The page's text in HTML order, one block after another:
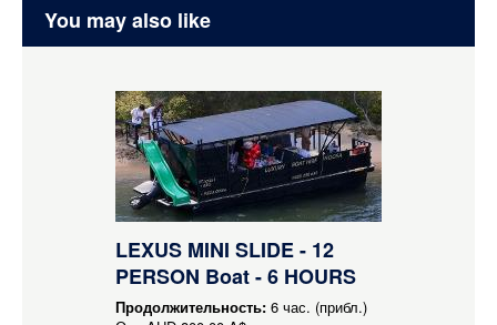
You may also like
LEXUS MINI SLIDE - 12
PERSON Boat - 6 HOURS
Продолжительность: 6 час. (прибл.)